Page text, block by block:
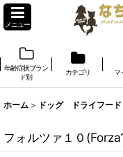
メニュー
年齢症状ブラン
ド別
カテゴリ マ
ホーム > ドッグ ドライフード
フォルツァ１０